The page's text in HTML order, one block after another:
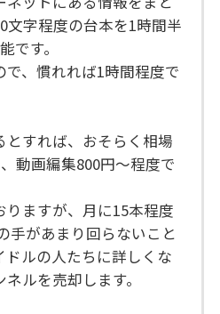
文字程度の台本を1時間半
です。
、慣れれば1時間程度で
とすれば、おそらく相場
動画編集800円～程度で
ますが、月に15本程度
手があまり回らないこと
ドルの人たちに詳しくな
ルを売却します。